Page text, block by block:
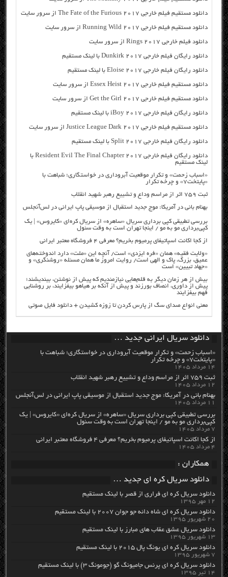
دانلود مستقیم فیلم خارجی The Fate of the Furious 2017 از سرور سایت
دانلود مستقیم فیلم خارجی Running Wild 2017 از سرور سایت
دانلود فیلم خارجی Rings 2017 از سرور سایت
دانلود رایگان فیلم خارجی Dunkirk 2017 با لینک مستقیم
دانلود رایگان فیلم خارجی Eloise 2017 با لینک مستقیم
دانلود مستقیم فیلم خارجی Essex Heist 2017 از سرور سایت
دانلود مستقیم فیلم خارجی Get the Girl 2017 از سرور سایت
دانلود رایگان فیلم خارجی iBoy 2017 با لینک مستقیم
دانلود مستقیم فیلم خارجی Justice League Dark 2017 از سرور سایت
دانلود رایگان فیلم خارجی Split 2017 با لینک مستقیم
دانلود رایگان فیلم خارجی Resident Evil The Final Chapter 2017 با
لینک مستقیم
«اسباب زحمت» و تکرار موقعیت آبروداری در خواستگاری؛ شباهت با
«پایتخت۷» و چرخه تکرار
ثبت ۷۵۹ اثر از مراسم وداع و تشییع رهبر شهید انقلاب
بهنام بانی در آمریکا: موج جدید استقبال از موسیقی پاپ ایرانی در لس‌آنجلس
بررسی تطبیقی کپی برداری سریال «ساهره» از سریال کره‌ای «کایروس» | یک
کپی‌برداری مو به مو / اینجا تهران است به وقت سئول
از کجا اکانت اسپاتیفای پرمیوم بخریم؟ معرفی ۴ فروشگاه معتبر ایرانی
«ولایت فقیه» همان «فره ایزدی» است/ آنچه این «ملت» دارد اندوخته‌های
عمیق، بزرگ، پاک و الهی است/ روایت امروز ما همان مسئله «روشنگری» و
«جهاد تبیین» است
بیش از هر زمان دیگر به قلم‌هایی نیازمندیم که پیش از نوشتن، بیندیشند؛
پیش از داوری، انصاف بورزند و پیش از آنکه بر هیاهو بیفزایند، بر روشنایی
فهم بیفزایند
معنی انواع صدای سگ از پارس کردن تا زوزه کشیدن + دانلود فایل صوتی
دانلود سریال ایرانی جدید …
«اسباب زحمت» و تکرار موقعیت آبروداری در خواستگاری؛ شباهت با
«پایتخت۷» و چرخه تکرار
۱۴ مرداد ۱۴۰۵
ثبت ۷۵۹ اثر از مراسم وداع و تشییع رهبر شهید انقلاب
۱۲ مرداد ۱۴۰۵
بهنام بانی در آمریکا: موج جدید استقبال از موسیقی پاپ ایرانی در لس‌آنجلس
۱۱ مرداد ۱۴۰۵
بررسی تطبیقی کپی برداری سریال «ساهره» از سریال کره‌ای «کایروس» | یک
کپی‌برداری مو به مو / اینجا تهران است به وقت سئول
۷ مرداد ۱۴۰۵
از کجا اکانت اسپاتیفای پرمیوم بخریم؟ معرفی ۴ فروشگاه معتبر ایرانی
۴ مرداد ۱۴۰۵
همکاران :
دانلود سریال کره ای جدید …
دانلود سریال کره ای فراری از قصر با لینک مستقیم
۱۲ مهر ۱۳۹۵
دانلود سریال کره ای شاه دائه جو جوان ۲۰۰۷ با لینک مستقیم
۲۰ شهریور ۱۳۹۵
دانلود سریال عشق عقاب های مبارز با لینک مستقیم
۱۳ شهریور ۱۳۹۵
دانلود سریال کره ای یونگ پال ۲۰۱۵ با لینک مستقیم
۷ شهریور ۱۳۹۵
دانلود سریال کره ای پرنس جامیونگ گو (جومونگ ۳) با لینک مستقیم
۱۴ تیر ۱۳۹۵